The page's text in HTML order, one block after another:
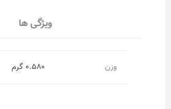
ویژگی ها
وزن 0.580 گرم